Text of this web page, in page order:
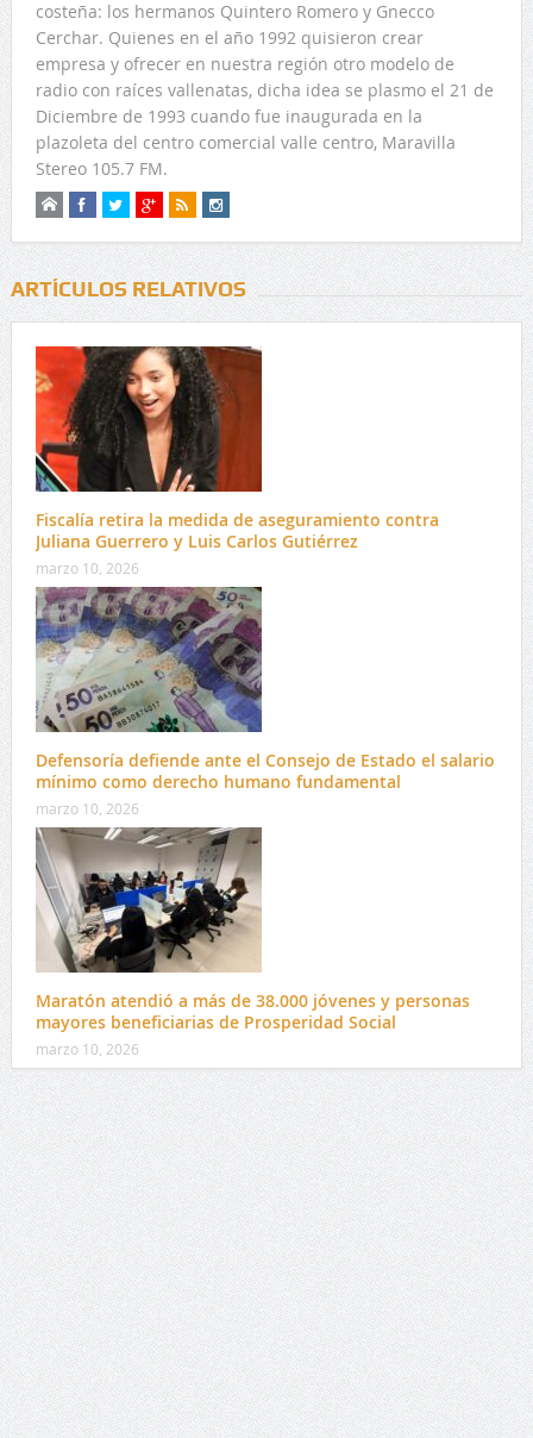
costeña: los hermanos Quintero Romero y Gnecco
Cerchar. Quienes en el año 1992 quisieron crear
empresa y ofrecer en nuestra región otro modelo de
radio con raíces vallenatas, dicha idea se plasmo el 21 de
Diciembre de 1993 cuando fue inaugurada en la
plazoleta del centro comercial valle centro, Maravilla
Stereo 105.7 FM.
ARTÍCULOS RELATIVOS
Fiscalía retira la medida de aseguramiento contra
Juliana Guerrero y Luis Carlos Gutiérrez
marzo 10, 2026
Defensoría defiende ante el Consejo de Estado el salario
mínimo como derecho humano fundamental
marzo 10, 2026
Maratón atendió a más de 38.000 jóvenes y personas
mayores beneficiarias de Prosperidad Social
marzo 10, 2026